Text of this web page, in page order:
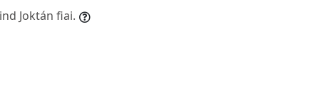
Joktán fiai.